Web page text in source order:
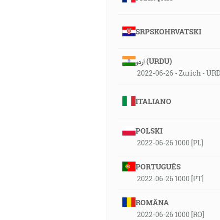
SRPSKOHRVATSKI
اردو (URDU)
2022-06-26 - Zurich -
ITALIANO
POLSKI
2022-06-26 1000 [PL]
PORTUGUÊS
2022-06-26 1000 [PT]
ROMÂNA
2022-06-26 1000 [RO]